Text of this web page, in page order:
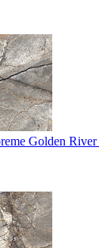
Golden